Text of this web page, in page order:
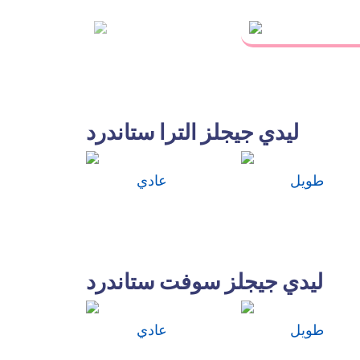
ليدي جيجلز الترا ستاندرد
عادي طويل
ليدي جيجلز سوفت ستاندرد
عادي طويل